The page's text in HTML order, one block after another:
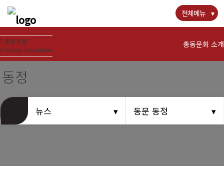
전체메뉴
총동문회 소개
뉴스
총동문회
Alumni Association
정
뉴스 동문 동정